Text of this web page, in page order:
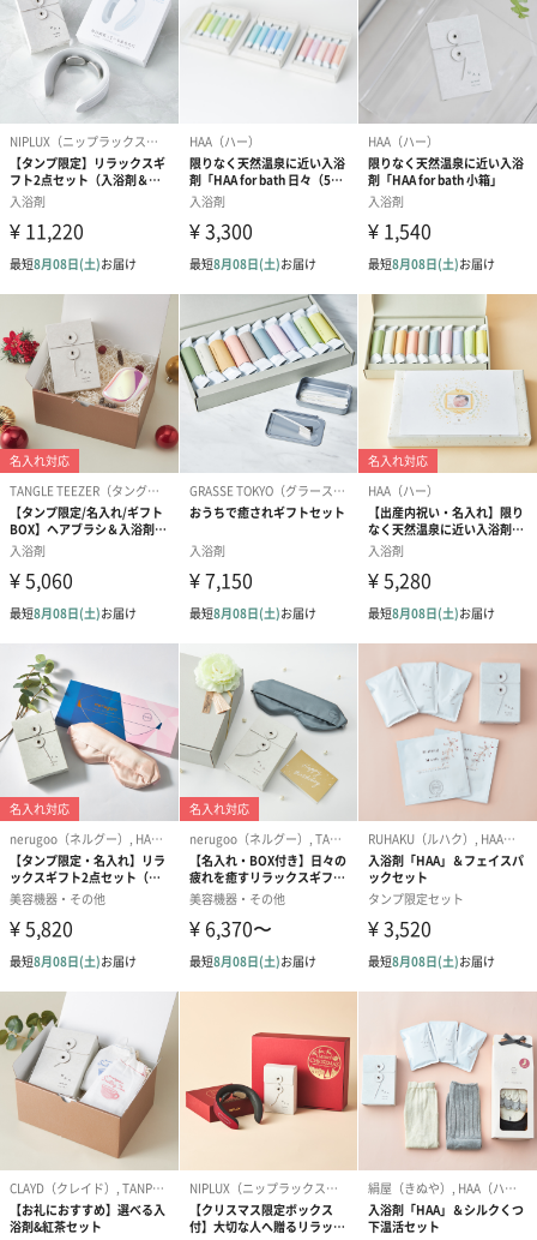
きて冷えを感じる方や、デスクワークが続いて慢性的な肩こりや
腰痛、疲労に悩む方、お肌の悩みがある方の日常的な使用におす
すめです。
冷え性、荒れ性、神経痛、リウマチ、しもやけ、ひび、あかぎ
れ、うちみ、くじき、肩のこり、腰痛、痔、あせも、しっしん、
疲労回復、産前産後の冷え症、にきび
江戸時代から続く、湯の花づくり
完成までに約3ヶ月
「HAA for bath」は原料と製法に大きな特長があり、原料がつく
られるところから入浴剤ができ上がるまで、約3ヶ月かかります。
原料としているのは、別府温泉で350年ほど前から作られている湯
の花。別府の山で採れた青粘土でのみ反応する、温泉の結晶で
す。湯の花は自然にできるものではなくとても繊細で、夏場で40
日以上、冬場では60日～70日の時間をかけて、職人が大切に育て
上げ、作られます。
採取した湯の花から不純物を取り除くために、別府の温泉水を混
ぜ、約1ヶ月置いておきます。ゆっくりゆっくり時間をかけなが
ら、琥珀色の湯の花エキスを精製・抽出します。
精製された湯の花エキスは、このままだと強酸性で肌への刺激が
強いため、有効成分であるセスキ炭酸ナトリウムやホウ酸などを
混ぜ、一昼夜熟成させます。そうすることで強酸性から弱アルカ
リ性に変化し、生後3ヶ月以上の赤ちゃんでも入れるほど柔らかな
湯質の入浴剤ができ上がります。
このように「HAA for bath」は、原料である天然の湯の花を作り
はじめてから、入浴剤になるまでの約3ヶ月かけて、職人の手仕事
と研究の結晶により作られる、とても希少な入浴剤です。
入浴の心得
#同僚男性 #男子大学生 #女子大学生 #弟 #兄 #妹
#20代前半 #40代 #60代
#70代 #80代 #90代